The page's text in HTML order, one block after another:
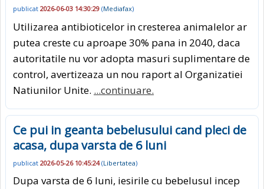
publicat 2026-06-03 14:30:29 (Mediafax)
Utilizarea antibioticelor in cresterea animalelor ar
putea creste cu aproape 30% pana in 2040, daca
autoritatile nu vor adopta masuri suplimentare de
control, avertizeaza un nou raport al Organizatiei
Natiunilor Unite. ...continuare.
Ce pui in geanta bebelusului cand pleci de
acasa, dupa varsta de 6 luni
publicat 2026-05-26 10:45:24(Libertatea)
Dupa varsta de 6 luni, iesirile cu bebelusul incep